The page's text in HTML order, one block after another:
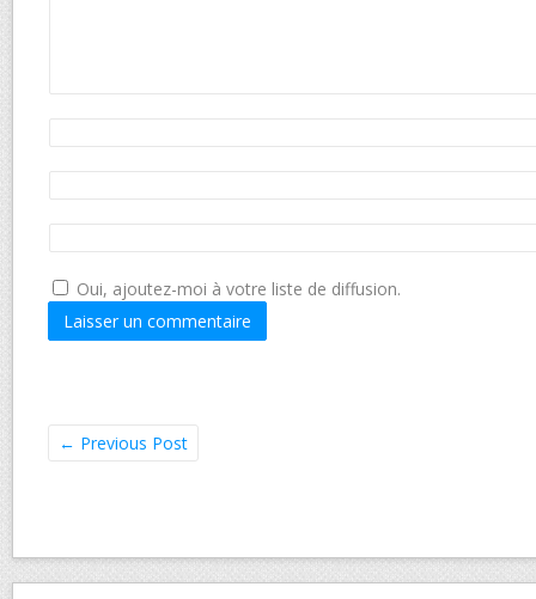
Oui, ajoutez-moi à votre liste de diffusion.
← Previous Post